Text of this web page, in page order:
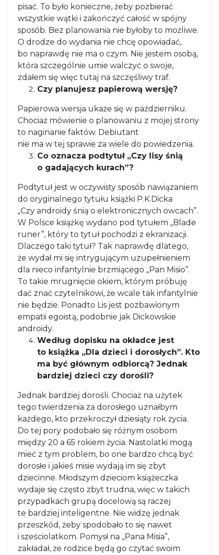
pisać. To było konieczne, żeby pozbierać
wszystkie wątki i zakończyć całość w spójny
sposób. Bez planowania nie byłoby to możliwe.
O drodze do wydania nie chcę opowiadać,
bo naprawdę nie ma o czym. Nie jestem osobą,
która szczególnie umie walczyć o swoje,
zdałem się więc tutaj na szczęśliwy traf.
Czy planujesz papierową wersję?
Papierowa wersja ukaże się w październiku.
Chociaż mówienie o planowaniu z mojej strony
to naginanie faktów. Debiutant
nie ma w tej sprawie za wiele do powiedzenia.
Co oznacza podtytuł „Czy lisy śnią
o gadających kurach”?
Podtytuł jest w oczywisty sposób nawiązaniem
do oryginalnego tytułu książki P.K.Dicka
„Czy androidy śnią o elektronicznych owcach”.
W Polsce książkę wydano pod tytułem „Blade
runer”, który to tytuł pochodzi z ekranizacji.
Dlaczego taki tytuł? Tak naprawdę dlatego,
że wydał mi się intrygującym uzupełnieniem
dla nieco infantylnie brzmiącego „Pan Misio”.
To takie mrugnięcie okiem, którym próbuję
dać znać czytelnikowi, że wcale tak infantylnie
nie będzie. Ponadto Lis jest pozbawionym
empatii egoistą, podobnie jak Dickowskie
androidy.
Według dopisku na okładce jest
to książka „Dla dzieci i dorosłych”. Kto
ma być głównym odbiorcą? Jednak
bardziej dzieci czy dorośli?
Jednak bardziej dorośli. Chociaż na użytek
tego twierdzenia za dorosłego uznałbym
każdego, kto przekroczył dziesiąty rok życia.
Do tej pory podobało się różnym osobom
między 20 a 65 rokiem życia. Nastolatki mogą
mieć z tym problem, bo one bardzo chcą być
dorosłe i jakieś misie wydają im się zbyt
dziecinne. Młodszym dzieciom książeczka
wydaje się często zbyt trudna, więc w takich
przypadkach grupą docelową są raczej
te bardziej inteligentne. Nie widzę jednak
przeszkód, żeby spodobało to się nawet
i sześciolatkom. Pomysł na „Pana Misia”,
zakładał, że rodzice będą go czytać swoim